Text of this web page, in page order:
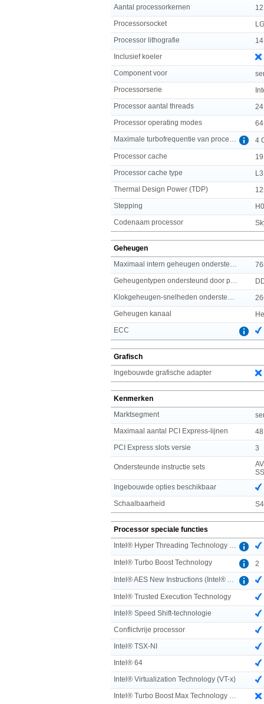
Aantal processorkernen
12
Processorsocket
Processor lithografie
Inclusief koeler
Component voor
Processorserie
Processor aantal threads
24
Processor operating modes
4
Processor cache
Processor cache type
L3
Thermal Design Power (TDP)
Stepping
H0
Codenaam processor
Geheugen
Geheugen kanaal
ECC
Grafisch
Ingebouwde grafische adapter
Kenmerken
Marktsegment
Maximaal aantal PCI Express-lijnen
48
PCI Express slots versie
3
Ondersteunde instructie sets
Ingebouwde opties beschikbaar
Schaalbaarheid
Processor speciale functies
Intel® Turbo Boost Technology
2
Intel® Trusted Execution Technology
Intel® Speed Shift-technologie
Conflictvrije processor
Intel® TSX-NI
Intel® 64
Intel® Virtualization Technology (VT-x)